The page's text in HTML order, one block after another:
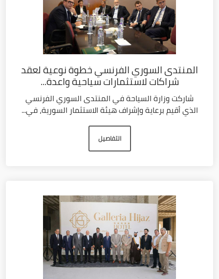
المنتدى السوري الفرنسي خطوة نوعية لعقد
شراكات لاستثمارات سياحية واعدة...
شاركت وزارة السياحة في المنتدى السوري الفرنسي
الذي أقيم برعاية وإشراف هيئة الاستثمار السورية، في...
التفاصيل